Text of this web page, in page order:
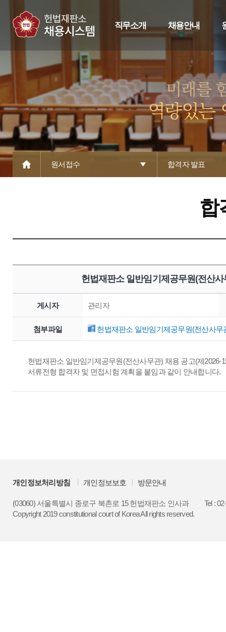
직무소개 채용안내
원서접수 합격자 발표
합
헌법재판소 일반임기제공무원(전산
게시자 관리자
첨부파일 헌법재판소 일반임기제공무원(전산사무
헌법재판소 일반임기제공무원(전산사무관) 채용 공고(제2026-
서류전형 합격자 및 면접시험 계획을 붙임과 같이 안내합니다.
개인정보처리방침 개인정보보호 방문안내
(03060) 서울특별시 종로구 북촌로 15 헌법재판소 인사과
Tel :
Copyright 2019 constitutional court of Korea All rights reserved.